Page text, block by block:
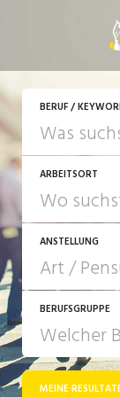
BERUF /
ARBEITSORT
ANSTELLUNG
JOB-TYP
BERUFSGRUPPE
MEINE